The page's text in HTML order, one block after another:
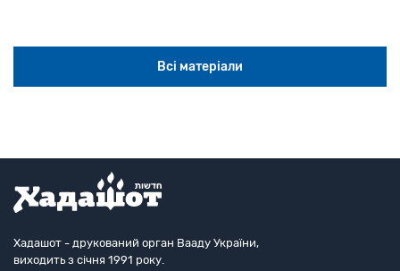
Всі матеріали
Хадашот - друкований орган Вааду України,
виходить з січня 1991 року.